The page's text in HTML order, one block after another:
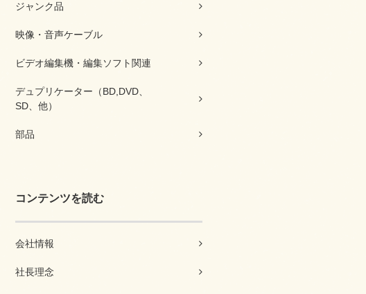
ジャンク品
映像・音声ケーブル
ビデオ編集機・編集ソフト関連
デュプリケーター（BD,DVD、
SD、他）
部品
コンテンツを読む
会社情報
社長理念